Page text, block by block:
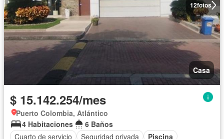
12fotos
Casa
$ 15.142.254/mes
Puerto Colombia, Atlántico
4 Habitaciones
6 Baños
Cuarto de servicio
Seguridad privada
Piscina